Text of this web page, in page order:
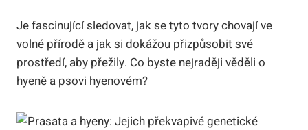
Je fascinující sledovat, jak se tyto tvory chovají ve
volné přírodě a jak si dokážou přizpůsobit své
prostředí, aby přežily. Co byste nejraději věděli o
hyeně a psovi hyenovém?